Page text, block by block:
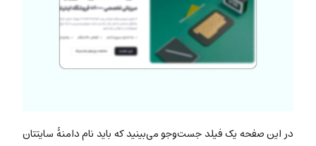
در این صفحه یک فیلد جست‌وجو می‌بینید که باید نام دامنۀ سایتتان